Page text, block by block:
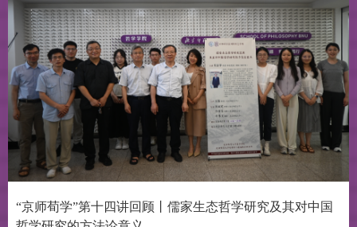
“京师荀学”第十四讲回顾丨儒家生态哲学研究及其对中国